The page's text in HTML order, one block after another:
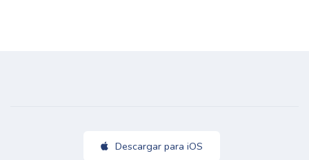
Descargar para iOS